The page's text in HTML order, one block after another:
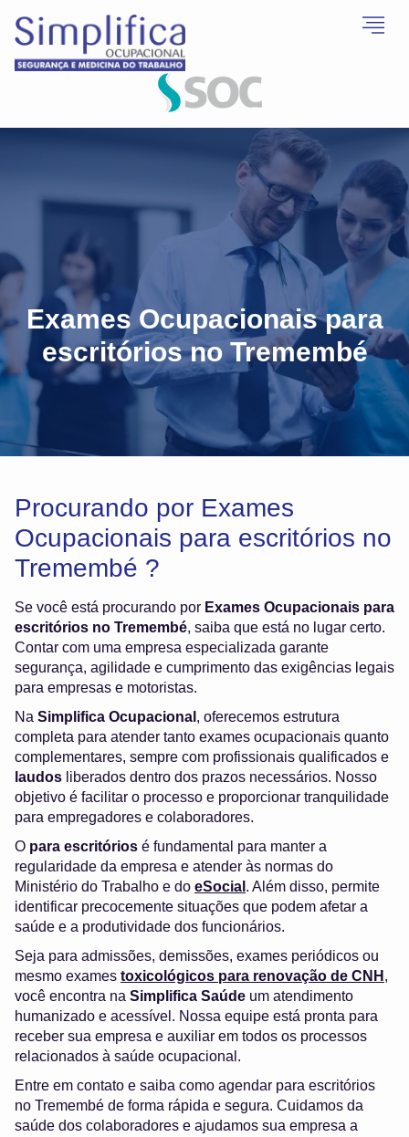
Exames Ocupacionais para
escritórios no Tremembé
Procurando por Exames
Ocupacionais para escritórios no
Tremembé ?
Se você está procurando por Exames Ocupacionais para
escritórios no Tremembé, saiba que está no lugar certo.
Contar com uma empresa especializada garante
segurança, agilidade e cumprimento das exigências legais
para empresas e motoristas.
Na Simplifica Ocupacional , oferecemos estrutura
completa para atender tanto exames ocupacionais quanto
complementares, sempre com profissionais qualificados e
laudos liberados dentro dos prazos necessários. Nosso
objetivo é facilitar o processo e proporcionar tranquilidade
para empregadores e colaboradores.
O para escritórios é fundamental para manter a
regularidade da empresa e atender às normas do
Ministério do Trabalho e do eSocial . Além disso, permite
identificar precocemente situações que podem afetar a
saúde e a produtividade dos funcionários.
Seja para admissões, demissões, exames periódicos ou
mesmo exames toxicológicos para renovação de CNH ,
você encontra na Simplifica Saúde um atendimento
humanizado e acessível. Nossa equipe está pronta para
receber sua empresa e auxiliar em todos os processos
relacionados à saúde ocupacional.
Entre em contato e saiba como agendar para escritórios
no Tremembé de forma rápida e segura. Cuidamos da
saúde dos colaboradores e ajudamos sua empresa a